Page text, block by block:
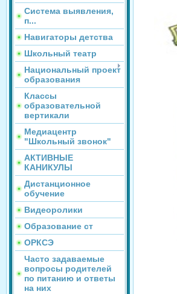
Система выявления,
п...
Навигаторы детства
Школьный театр
Национальный проект
образования
Классы
образовательной
вертикали
Медиацентр
"Школьный звонок"
АКТИВНЫЕ
КАНИКУЛЫ
Дистанционное
обучение
Видеоролики
Образование ст
ОРКСЭ
Часто задаваемые
вопросы родителей
по питанию и ответы
на них